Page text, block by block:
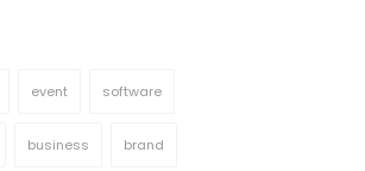
event software
business brand